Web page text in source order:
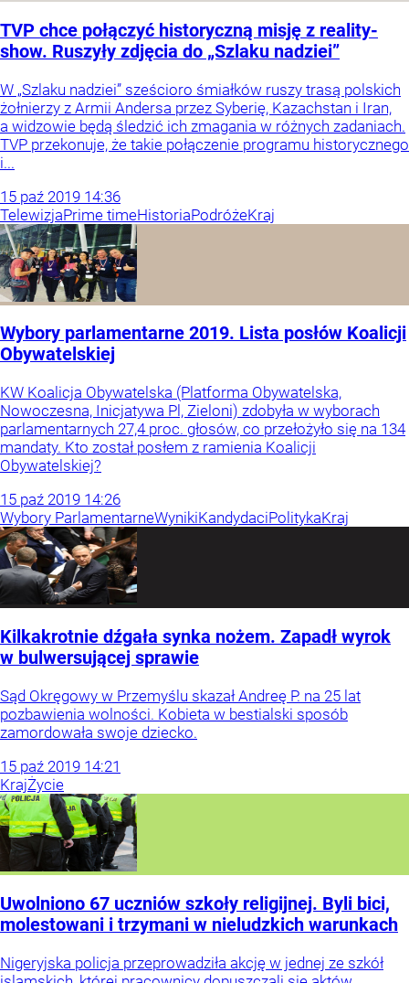
TVP chce połączyć historyczną misję z reality-
show. Ruszyły zdjęcia do „Szlaku nadziei”
W „Szlaku nadziei” sześcioro śmiałków ruszy trasą polskich
żołnierzy z Armii Andersa przez Syberię, Kazachstan i Iran,
a widzowie będą śledzić ich zmagania w różnych zadaniach.
TVP przekonuje, że takie połączenie programu historycznego
i...
15 paź 2019 14:36
TelewizjaPrime timeHistoriaPodróżeKraj
Wybory parlamentarne 2019. Lista posłów Koalicji
Obywatelskiej
KW Koalicja Obywatelska (Platforma Obywatelska,
Nowoczesna, Inicjatywa Pl, Zieloni) zdobyła w wyborach
parlamentarnych 27,4 proc. głosów, co przełożyło się na 134
mandaty. Kto został posłem z ramienia Koalicji
Obywatelskiej?
15 paź 2019 14:26
Wybory ParlamentarneWynikiKandydaciPolitykaKraj
Kilkakrotnie dźgała synka nożem. Zapadł wyrok
w bulwersującej sprawie
Sąd Okręgowy w Przemyślu skazał Andreę P. na 25 lat
pozbawienia wolności. Kobieta w bestialski sposób
zamordowała swoje dziecko.
15 paź 2019 14:21
KrajŻycie
Uwolniono 67 uczniów szkoły religijnej. Byli bici,
molestowani i trzymani w nieludzkich warunkach
Nigeryjska policja przeprowadziła akcję w jednej ze szkół